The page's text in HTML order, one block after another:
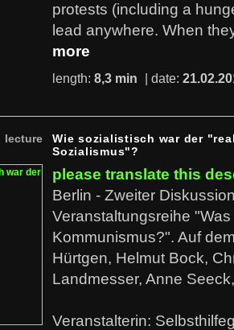
protests (including a
lead anywhere. When
more
length: 8,3 min | date:
lecture
Wie sozialistisch war der
Sozialismus"?
please translate this
Berlin - Zweiter
Veranstaltungsreihe "Was
Kommunismus?". Auf
Hürtgen, Helmut Bock,
Landmesser, Anne
Veranstalterin: